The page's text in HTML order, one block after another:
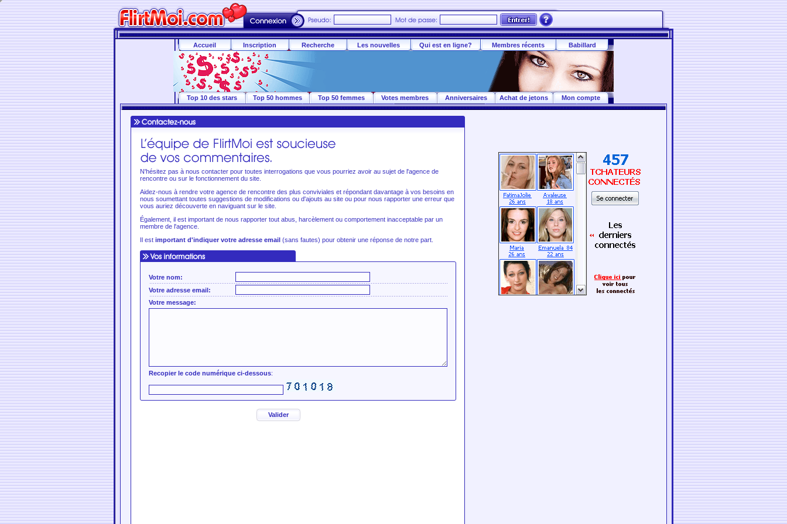
Accueil Inscription Recherche Les nouvelles Qui est en ligne? Membres récents Babillard
Top 10 des stars Top 50 hommes Top 50 femmes Votes membres Anniversaires Achat de jetons Mon compte
N'hésitez pas à nous contacter pour toutes interrogations que vous pourriez avoir au sujet de l'agence de
rencontre ou sur le fonctionnement du site.
Aidez-nous à rendre votre agence de rencontre des plus conviviales et répondant davantage à vos besoins en
nous soumettant toutes suggestions de modifications ou d'ajouts au site ou pour nous rapporter une erreur que
vous auriez découverte en naviguant sur le site.
Également, il est important de nous rapporter tout abus, harcèlement ou comportement inacceptable par un
membre de l'agence.
Il est important d'indiquer votre adresse email(sans fautes) pour obtenir une réponse de notre part.
Votre nom:
Votre adresse email:
Votre message:
Recopier le code numérique ci-dessous:
Valider